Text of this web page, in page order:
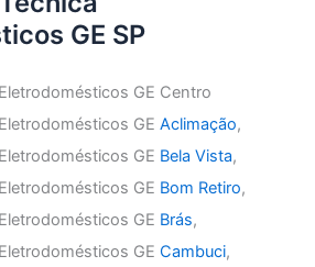
GE SP
GE Centro
GEAclimação,
GE Bela Vista,
GE Bom Retiro,
GE Brás,
GECambuci,